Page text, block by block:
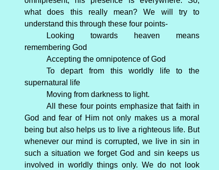
what does this really mean? We will try to
understand this through these four points-
Looking towards heaven means
remembering God
Accepting the omnipotence of God
To depart from this worldly life to the
supernatural life
Moving from darkness to light.
All these four points emphasize that faith in
God and fear of Him not only makes us a moral
being but also helps us to live a righteous life. But
whenever our mind is corrupted, we live in sin in
such a situation we forget God and sin keeps us
involved in worldly things only. We do not look